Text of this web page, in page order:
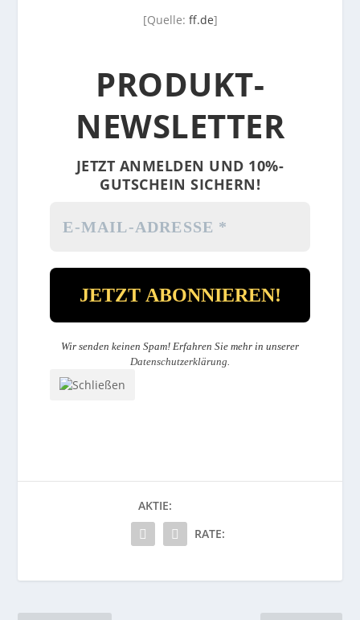
[Quelle: ff.de]
PRODUKT-
NEWSLETTER
JETZT ANMELDEN UND 10%-
GUTSCHEIN SICHERN!
Wir senden keinen Spam! Erfahren Sie mehr in unserer
Datenschutzerklärung.
AKTIE:
RATE: